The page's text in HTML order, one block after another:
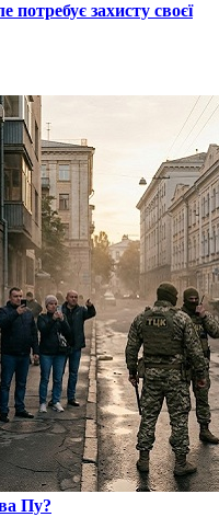
потребує захисту своєї
Пу?